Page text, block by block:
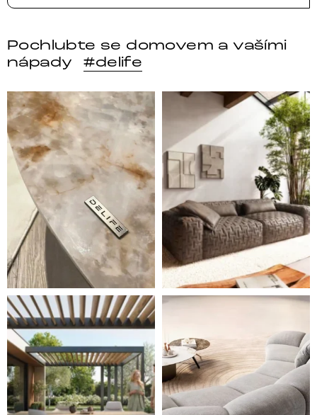
Pochlubte se domovem a vašími
nápady
#delife
DELIFE – Nábytek, který promění dům v domov. Domo
Místo, kam se budeš těšit
Styl, odolnost a společné chvíle pod širým nebem.
Ne každá pohovka je jen